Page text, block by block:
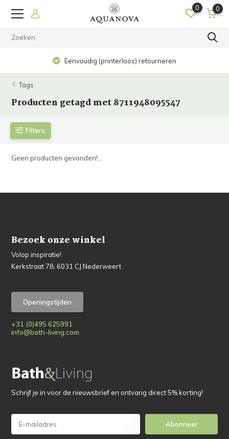
0 0
Eenvoudig (printerloos) retourneren
Tags
Producten getagd met 8711948095547
Filters
Geen producten gevonden!...
Bezoek onze winkel
Volop inspiratie!
Kerkstraat 78, 6031 CJ Nederweert
Openingstijden
+31 (0)495 625991
info@bath-living.com
Schrijf je in voor de nieuwsbrief en ontvang direct 5% korting!
Abonneer